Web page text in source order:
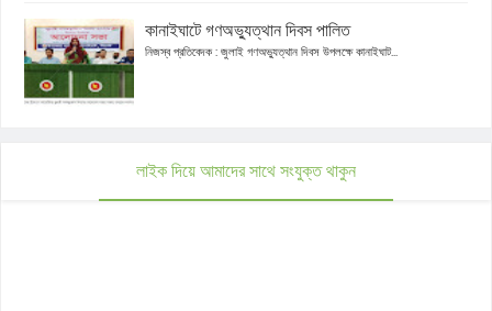
কানাইঘাটে গণঅভ্যুত্থান দিবস পালিত
নিজস্ব প্রতিবেদক : জুলাই গণঅভ্যুত্থান দিবস উপলক্ষে কানাইঘাট...
লাইক দিয়ে আমাদের সাথে সংযুক্ত থাকুন